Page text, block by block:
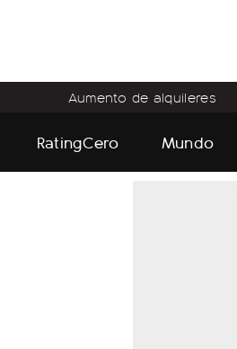
Aumento de alquileres
RatingCero Mundo